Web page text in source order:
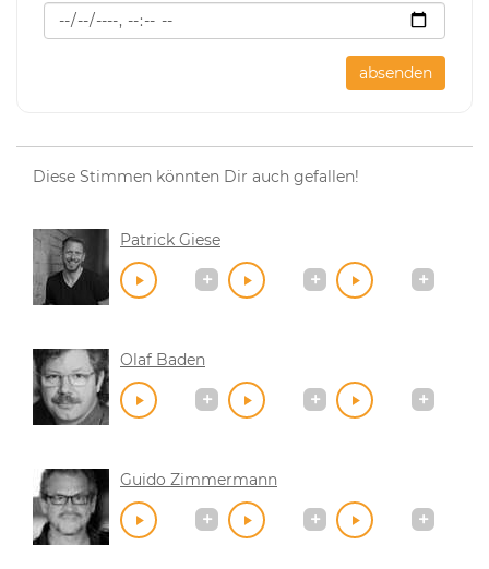
absenden
Diese Stimmen könnten Dir auch gefallen!
Patrick Giese
Olaf Baden
Guido Zimmermann